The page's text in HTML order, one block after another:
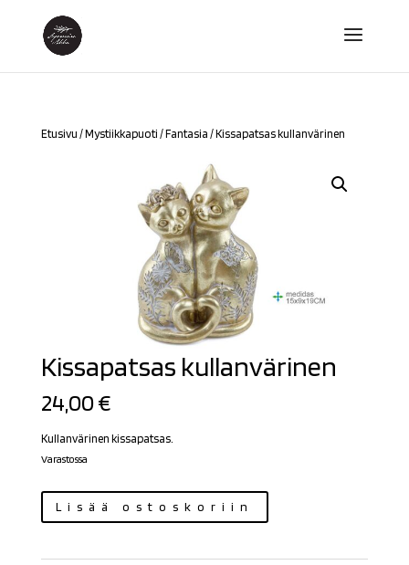
Etusivu /Mystiikkapuoti /Fantasia / Kissapatsas kullanvärinen
Kissapatsas kullanvärinen
24,00€
Kullanvärinen kissapatsas.
Varastossa
Kissapatsas
kullanvärinen
Lisää ostoskoriin